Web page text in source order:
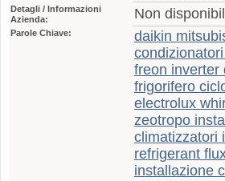
Detagli / Informazioni
Azienda:
Non
Parole Chiave:
daikin
freon inverter
frigorifero
electrolux
zeotropo
climatizzatori
refrigerant
installazione